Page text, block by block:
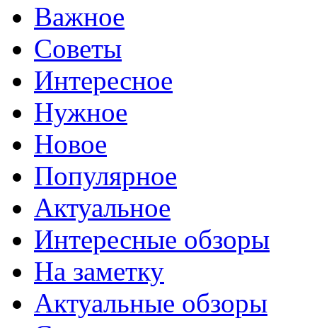
Важное
Советы
Интересное
Нужное
Новое
Популярное
Актуальное
Интересные обзоры
На заметку
Актуальные обзоры